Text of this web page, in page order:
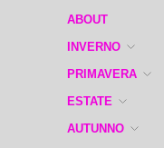
ABOUT
INVERNO
PRIMAVERA
ESTATE
AUTUNNO